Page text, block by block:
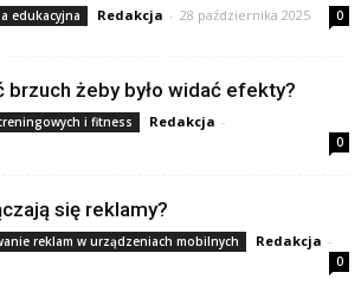
edukacyjna Redakcja - 28 października 2025 0
brzuch żeby było widać efekty?
i fitness Redakcja -
0
się reklamy?
reklam w urządzeniach mobilnych Redakcja -
0